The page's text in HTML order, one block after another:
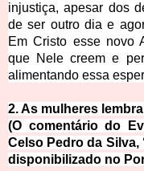
injustiça, apesar dos
de ser outro dia e
Em Cristo esse novo
que Nelecreem e
alimentando essa
2. As mulheres
(O comentário do
Celso Pedro da Silva,
disponibilizado no